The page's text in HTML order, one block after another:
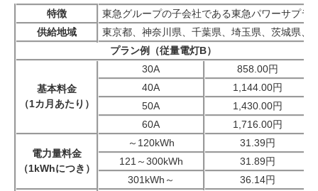
特徴
東急グループの子会社である東急パワーサプラ
供給地域
東京都、神奈川県、千葉県、埼玉県、茨城県、
プラン例（従量電灯B）
基本料金
（1カ月あたり）
30A
858.00円
40A
1,144.00円
50A
1,430.00円
60A
1,716.00円
電力量料金
（1kWhにつき）
～120kWh
31.39円
121～300kWh
31.89円
301kWh～
36.14円